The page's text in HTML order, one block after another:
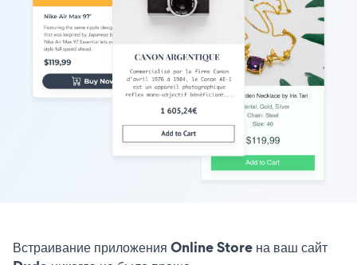
Встраивание приложения Online Store на ваш сайт